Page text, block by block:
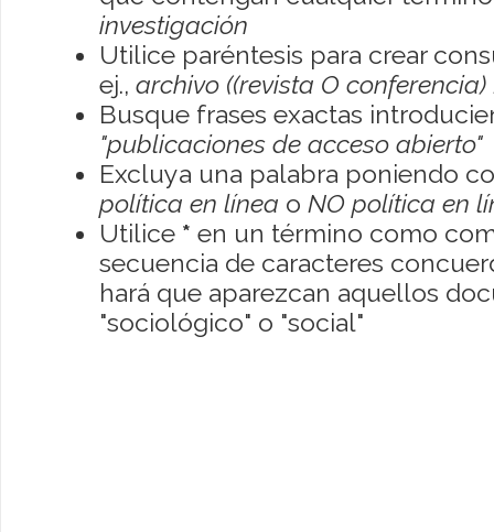
investigación
Utilice paréntesis para crear
ej., archivo ((revista O conferencia)
Busque frases exactas
"publicaciones de acceso abierto"
Excluya una palabra poniendo
política en línea o NO política en
Utilice * en un término como
secuencia de caracteres
hará que aparezcan aquellos
"sociológico" o "social"